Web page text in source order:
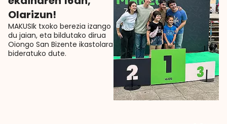
Olarizun!
MAKUSIk txoko berezia izango
du jaian, eta bildutako dirua
Oiongo San Bizente ikastolara
bideratuko dute.